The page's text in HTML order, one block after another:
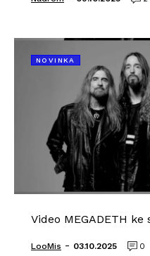
NOVINKA
Video MEGADETH
LooMis - 03.10.2025 0